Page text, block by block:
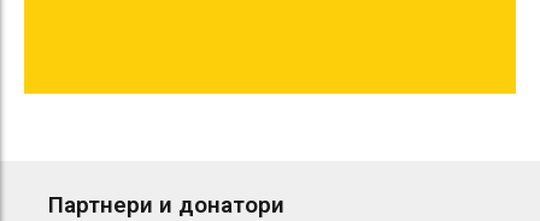
Партнери и донатори